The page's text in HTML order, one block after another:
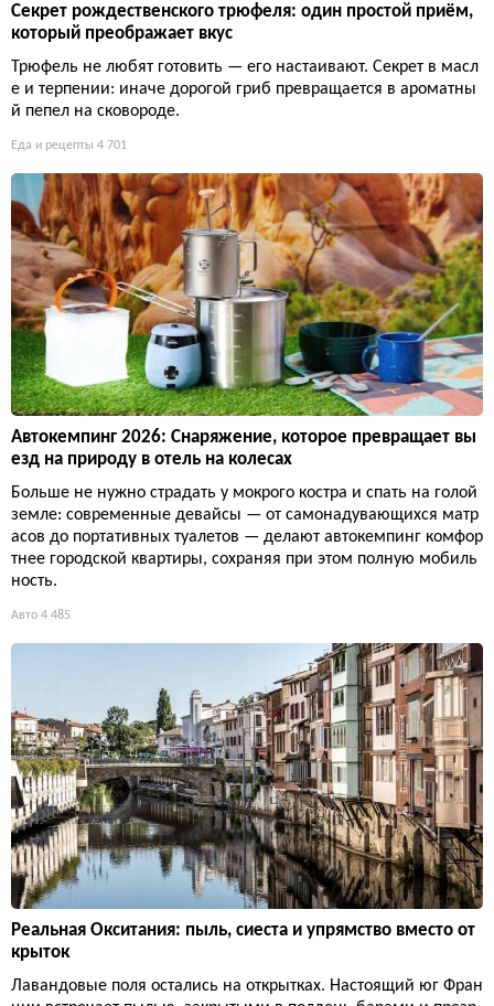
Секрет рождественского трюфеля: один простой приём,
который преображает вкус
Трюфель не любят готовить — его настаивают. Секрет в масл
е и терпении: иначе дорогой гриб превращается в ароматны
й пепел на сковороде.
Еда и рецепты 4 701
Автокемпинг 2026: Снаряжение, которое превращает вы
езд на природу в отель на колесах
Больше не нужно страдать у мокрого костра и спать на голой
земле: современные девайсы — от самонадувающихся матр
асов до портативных туалетов — делают автокемпинг комфор
тнее городской квартиры, сохраняя при этом полную мобиль
ность.
Авто 4 485
Реальная Окситания: пыль, сиеста и упрямство вместо от
крыток
Лавандовые поля остались на открытках. Настоящий юг Фран